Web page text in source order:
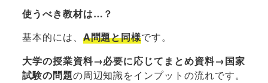
使うべき教材は…？
基本的には、 A問題と同様です。
大学の授業資料→必要に応じてまとめ資料→国家
試験の問題の周辺知識をインプットの流れです。